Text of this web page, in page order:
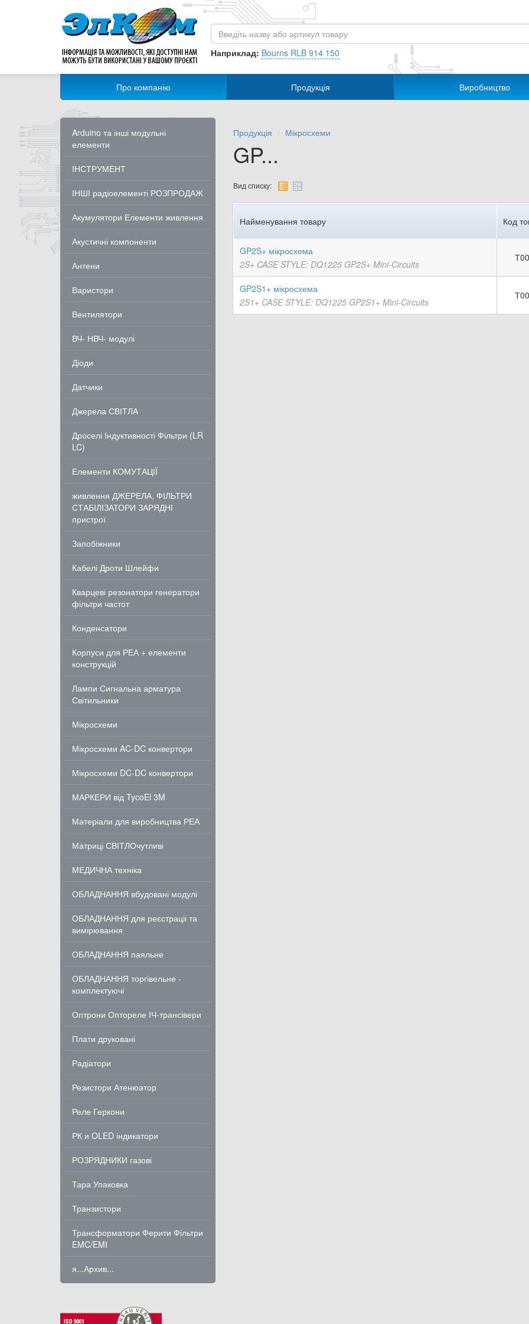
Наприклад: Bourns RLB 914 150
Про компанію Продукція Виробництво
Arduino та інші модульні
елементи
ІНСТРУМЕНТ
ІНШІ радіоелементі РОЗПРОДАЖ
Акумулятори Елементи живлення
Акустичні компоненти
Антени
Варистори
Вентилятори
ВЧ- НВЧ- модулі
Діоди
Датчики
Джерела СВІТЛА
Дроселі Індуктивності Фільтри (LR
LC)
Елементи КОМУТАЦІЇ
живлення ДЖЕРЕЛА, ФІЛЬТРИ
СТАБІЛІЗАТОРИ ЗАРЯДНІ
пристрої
Запобіжники
Кабелі Дроти Шлейфи
Кварцеві резонатори генератори
фільтри частот
Конденсатори
Корпуси для РЕА + елементи
конструкцій
Лампи Сигнальна арматура
Світильники
Мікросхеми
Мікросхеми AC-DC конвертори
Мікросхеми DC-DC конвертори
МАРКЕРИ від TycoEl 3M
Матеріали для виробництва РЕА
Матриці СВІТЛОчутливі
МЕДИЧНА техніка
ОБЛАДНАННЯ вбудовані модулі
ОБЛАДНАННЯ для реєстраціі та
вимірювання
ОБЛАДНАННЯ паяльне
ОБЛАДНАННЯ торгівельне -
комплектуючі
Оптрони Оптореле ІЧ-трансівери
Плати друковані
Радіатори
Резистори Атенюатор
Реле Геркони
РК и OLED індикатори
РОЗРЯДНИКИ газові
Тара Упаковка
Транзистори
Трансформатори Ферити Фільтри
EMC/EMI
я...Архив...
Продукція Мікросхеми
GP...
Вид списку:
Найменування товару Код
GP2S+ мікросхема
2S+ CASE STYLE: DQ1225 GP2S+ Mini-Circuits
GP2S1+ мікросхема
2S1+ CASE STYLE: DQ1225 GP2S1+ Mini-Circuits